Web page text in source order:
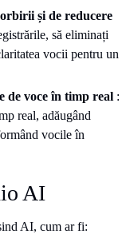
și de reducere
să eliminați
vocii pentru un
de voce în timp real :
real, adăugând
vocile în
AI
AI, cum ar fi: